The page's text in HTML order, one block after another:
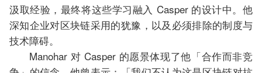
汲取经验，最终将这些学习融入 Casper 的设计中。他
深知企业对区块链采用的犹豫，以及必须排除的制度与
技术障碍。
Manohar 对 Casper 的愿景体现了他「合作而非竞